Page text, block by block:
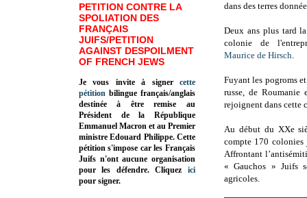
dans des terres
Deux ans plus tard
colonie de
Maurice de Hirsch.
Fuyant les pogroms
russe, de Roumanie
rejoignent dans cette
Au début du XXe
compte 170
Affrontant
« Gauchos » Juifs
agricoles.
PETITION CONTRE LA
SPOLIATION DES
FRANÇAIS
JUIFS/PETITION
AGAINST DESPOILMENT
OF FRENCH JEWS
Je vous invite à signer cette
pétition bilingue français/anglais
destinée à être remise au
Président de la République
Emmanuel Macron et au Premier
ministre Edouard Philippe. Cette
pétition s'impose car les Français
Juifs n'ont aucune organisation
pour les défendre. Cliquez
ici
pour signer.